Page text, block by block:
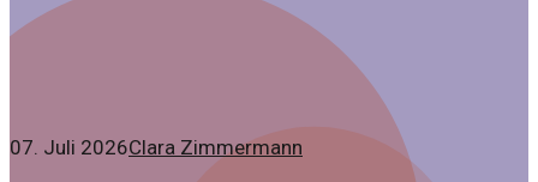
07. Juli 2026Clara Zimmermann